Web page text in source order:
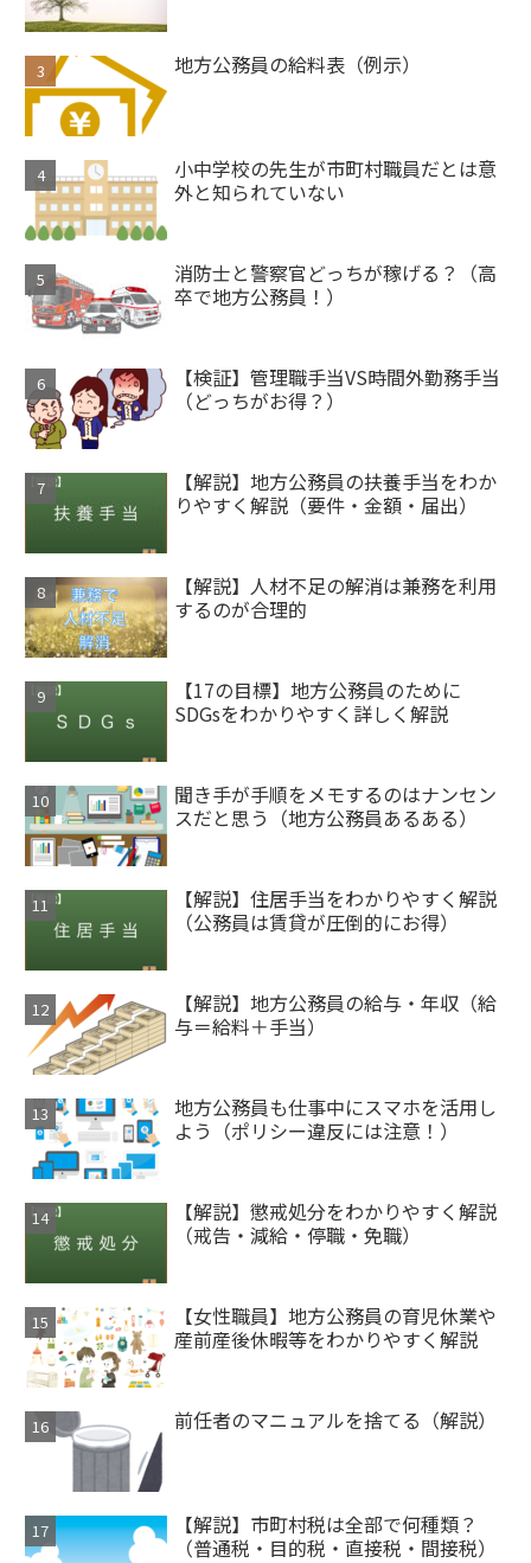
地方公務員の給料表（例示）
小中学校の先生が市町村職員だとは意
外と知られていない
消防士と警察官どっちが稼げる？（高
卒で地方公務員！）
【検証】管理職手当VS時間外勤務手当
（どっちがお得？）
【解説】地方公務員の扶養手当をわか
りやすく解説（要件・金額・届出）
【解説】人材不足の解消は兼務を利用
するのが合理的
【17の目標】地方公務員のために
SDGsをわかりやすく詳しく解説
聞き手が手順をメモするのはナンセン
スだと思う（地方公務員あるある）
【解説】住居手当をわかりやすく解説
（公務員は賃貸が圧倒的にお得）
【解説】地方公務員の給与・年収（給
与＝給料＋手当）
地方公務員も仕事中にスマホを活用し
よう（ポリシー違反には注意！）
【解説】懲戒処分をわかりやすく解説
（戒告・減給・停職・免職）
【女性職員】地方公務員の育児休業や
産前産後休暇等をわかりやすく解説
前任者のマニュアルを捨てる（解説）
【解説】市町村税は全部で何種類？
（普通税・目的税・直接税・間接税）